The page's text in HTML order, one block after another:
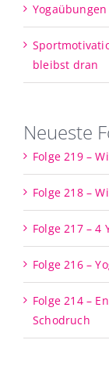
bleibst dran
Neueste
Folge 219 –
Folge 218 –
Folge 217 –
Folge 216 –
Folge 214 –
Schodruch